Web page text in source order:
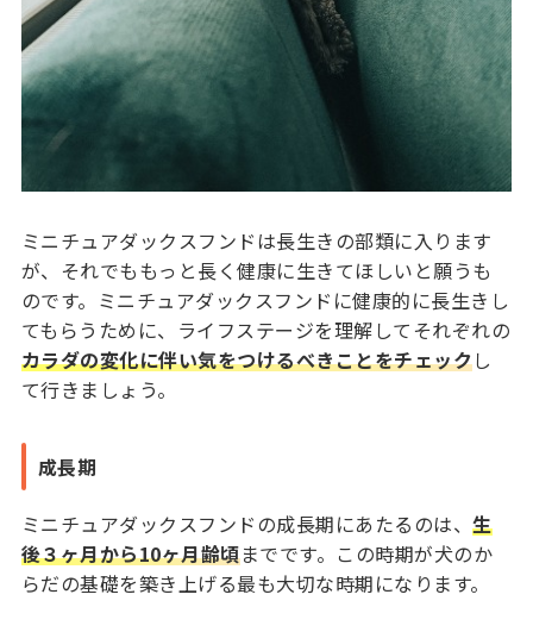
ミニチュアダックスフンドは長生きの部類に入ります
が、それでももっと長く健康に生きてほしいと願うも
のです。ミニチュアダックスフンドに健康的に長生きし
てもらうために、ライフステージを理解してそれぞれの
カラダの変化に伴い気をつけるべきことをチェックし
て行きましょう。
成長期
ミニチュアダックスフンドの成長期にあたるのは、生
後３ヶ月から10ヶ月齢頃までです。この時期が犬のか
らだの基礎を築き上げる最も大切な時期になります。